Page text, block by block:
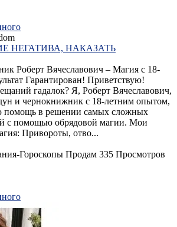
НЕГАТИВА, НАКАЗАТЬ
Роберт Вячеславович – Магия с 18-
Гарантирован! Приветствую!
гадалок? Я, Роберт Вячеславович,
и чернокнижник с 18-летним опытом,
помощь в решении самых сложных
с помощью обрядовой магии. Мои
Привороты, отво...
Гороскопы Продам 335 Просмотров